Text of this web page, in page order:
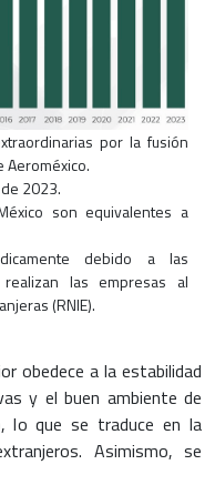
por la fusión
Aeroméxico.
2023.
son equivalentes a
debido a las
las empresas al
(RNIE).
obedece a la estabilidad
y el buen ambiente de
lo que se traduce en la
Asimismo, se